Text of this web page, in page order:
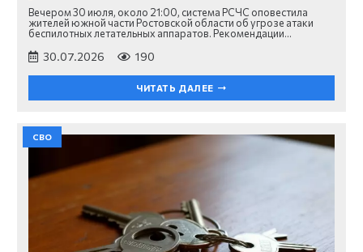
Вечером 30 июля, около 21:00, система РСЧС оповестила
жителей южной части Ростовской области об угрозе атаки
беспилотных летательных аппаратов. Рекомендации…
30.07.2026 190
ЧИТАТЬ ДАЛЕЕ
СВО